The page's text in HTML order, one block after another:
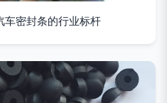
车密封条的行业标杆